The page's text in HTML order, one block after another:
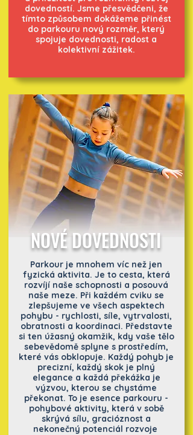
dovedností. Jsme přesvědčeni, že
tímto způsobem dokážeme přinést
do parkouru nový rozměr, který
spojuje dovednosti, radost a
kolektivní zážitek.
NOVÉ DOVEDNOSTI
Parkour je mnohem víc než jen
fyzická aktivita. Je to cesta, která
rozvíjí naše schopnosti a posouvá
naše meze. Při každém cviku se
zlepšujeme ve všech aspektech
pohybu - rychlosti, síle, vytrvalosti,
obratnosti a koordinaci. Představte
si ten úžasný okamžik, kdy vaše tělo
sebevědomě splyne s prostředím,
které vás obklopuje. Každý pohyb je
precizní, každý skok je plný
elegance a každá překážka je
výzvou, kterou se chystáme
překonat. To je esence parkouru -
pohybové aktivity, která v sobě
skrývá sílu, gracióznost a
nekonečný potenciál rozvoje